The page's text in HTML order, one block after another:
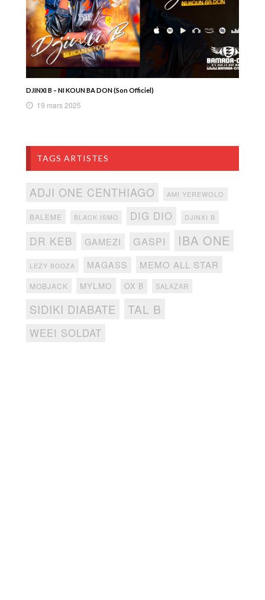
DJINXI B – NI KOUN BA DON (Son Officiel)
19 mars 2025
TAGS ARTISTES
ADJI ONE CENTHIAGO AMI YEREWOLO
BALEME BLACK ISMO DIG DIO DJINXI B
DR KEB GAMEZI GASPI IBA ONE
LEZY BOOZA MAGASS MEMO ALL STAR
MOBJACK MYLMO OX B SALAZAR
SIDIKI DIABATE TAL B
WEEI SOLDAT